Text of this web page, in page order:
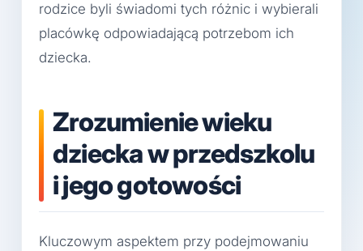
rodzice byli świadomi tych różnic i wybierali
placówkę odpowiadającą potrzebom ich
dziecka.
Zrozumienie wieku
dziecka w przedszkolu
i jego gotowości
Kluczowym aspektem przy podejmowaniu